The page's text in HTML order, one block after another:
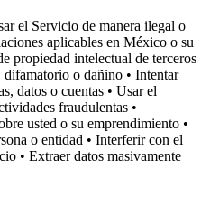
el Servicio de manera ilegal o
aplicables en México o su
propiedad intelectual de terceros
o dañino • Intentar
datos o cuentas • Usar el
fraudulentas •
usted o su emprendimiento •
o entidad • Interferir con el
• Extraer datos masivamente